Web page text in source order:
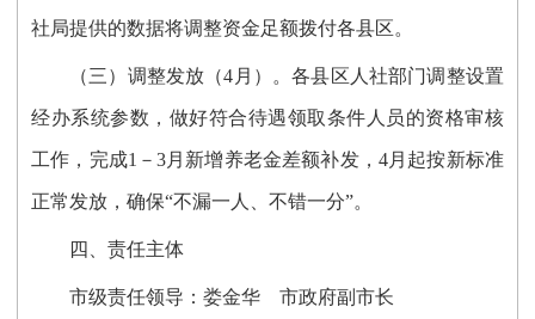
社局提供的数据将调整资金足额拨付各县区。
（三） 调整发放 （4月）。各县区人社部门调整设置
经办系统参数，做好符合待遇领取条件人员的资格审核
工作，完成1－3月新增养老金差额补发，4月起按新标准
正常发放，确保“不漏一人、不错一分”。
四、责任主体
市级责任领导：娄金华 市政府副市长